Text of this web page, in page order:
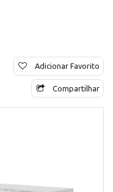
Adicionar Favorito
Compartilhar